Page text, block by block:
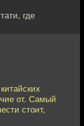
где
от. Самый
стоит,